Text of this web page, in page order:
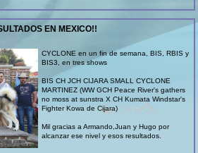
EN MEXICO!!
CYCLONE en un fin de semana, BIS, RBIS y
BIS3, en tres shows
BIS CH JCH CIJARA SMALL CYCLONE
MARTINEZ (WW GCH Peace River's gathers
no moss at sunstra X CH Kumata Windstar's
Fighter Kowa de Cijara)
Mil gracias a Armando,Juan y Hugo por
alcanzar ese nivel y esos resultados.